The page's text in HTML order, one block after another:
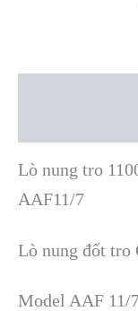
Lò nung tro
AAF11/7
Lò nung đốt tro
Model AAF 11/